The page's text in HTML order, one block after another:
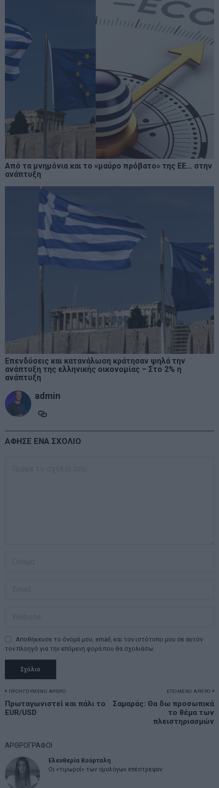
Από τα μνημόνια και το «μαύρο πρόβατο» της ΕΕ… στην
ανάπτυξη
Επενδύσεις και κατανάλωση κράτησαν ψηλά την
ανάπτυξη της ελληνικής οικονομίας – Στο 2% η
ανάπτυξη
admin
ΑΦΗΣΕ ΕΝΑ ΣΧΟΛΙΟ
Αποθήκευσε το όνομά μου, email, και τον ιστότοπο μου σε αυτόν
τον πλοηγό για την επόμενη φορά που θα σχολιάσω.
Πλοήγηση
άρθρων
ΠΡΟΗΓΟΥΜΕΝΟ ΑΡΘΡΟ
Previous
post:
Πρωταγωνιστεί και πάλι το
EUR/USD
ΕΠΟΜΕΝΟ ΑΡΘΡΟ
Σαμαράς: Θα δω προσωπικά
το θέμα των
πλειστηριασμών
ΑΡΘΡΟΓΡΑΦΟΙ
Ελευθερία Κούρταλη
Οι «τιμωροί» των ομολόγων επέστρεψαν